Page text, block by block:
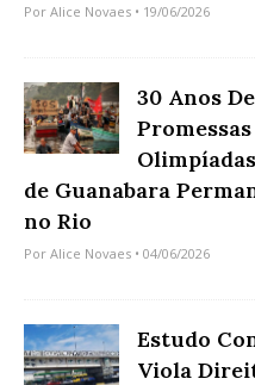
Por Alice Novaes • 19/06/2026
30 Anos
de Guanabara
no Rio
Por Alice Novaes • 04/06/2026
Estudo
Viola